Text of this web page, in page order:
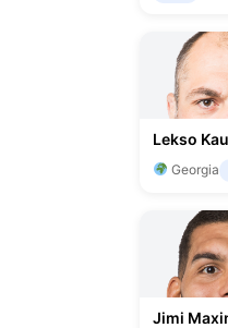
Lekso
Georgia
Jimi